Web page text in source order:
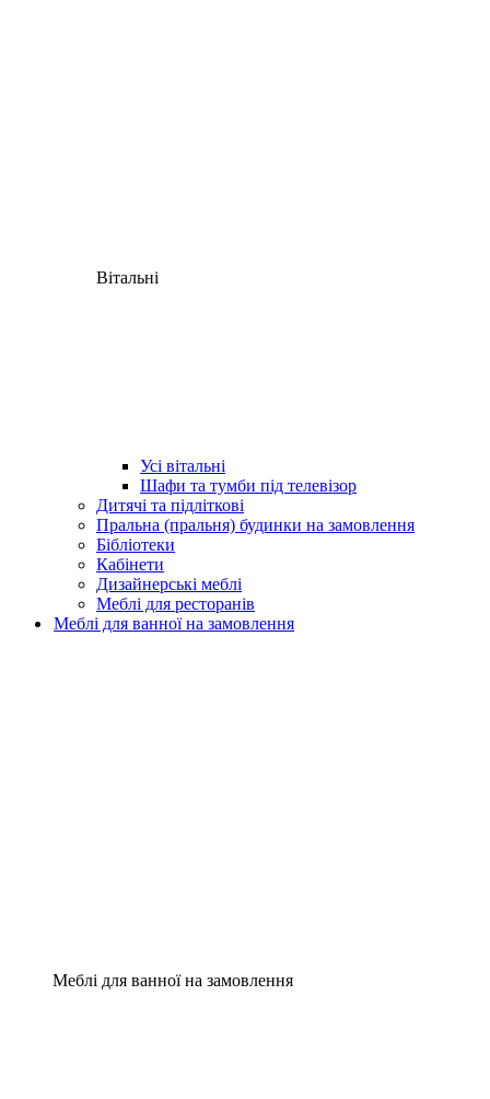
Вітальні
Усі вітальні
Шафи та тумби під телевізор
Дитячі та підліткові
Пральна (пральня) будинки на замовлення
Бібліотеки
Кабінети
Дизайнерські меблі
Меблі для ресторанів
Меблі для ванної на замовлення
Меблі для ванної на замовлення